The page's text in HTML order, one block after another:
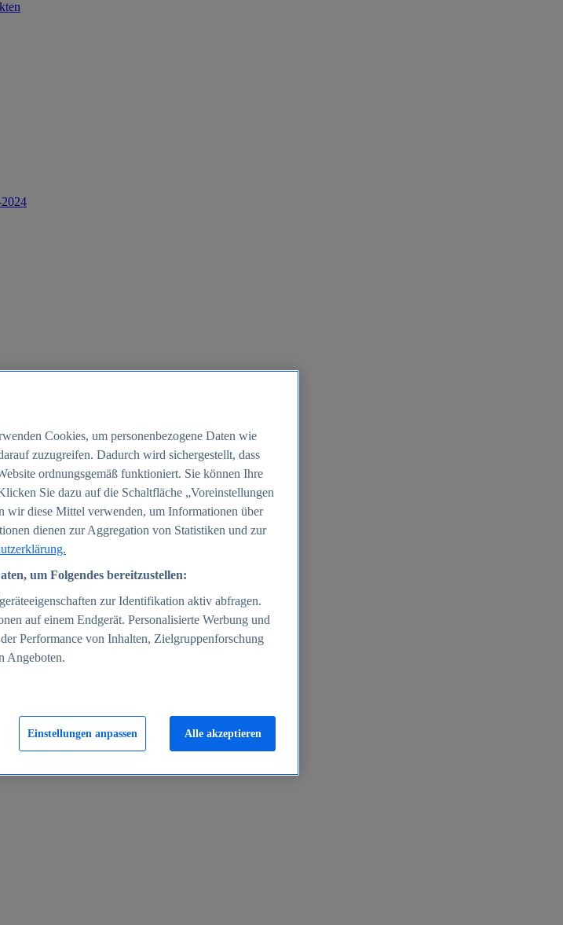
Cookies, um personenbezogene Daten wie
zuzugreifen. Dadurch wird sichergestellt, dass
ordnungsgemäß funktioniert. Sie können Ihre
Sie dazu auf die Schaltfläche „Voreinstellungen
wir diese Mittel verwenden, um Informationen über
dienen zur Aggregation von Statistiken und zur
um Folgendes bereitzustellen:
zur Identifikation aktiv abfragen.
auf einem Endgerät. Personalisierte Werbung und
Performance von Inhalten, Zielgruppenforschung
Angeboten.
Einstellungen anpassen Alle akzeptieren